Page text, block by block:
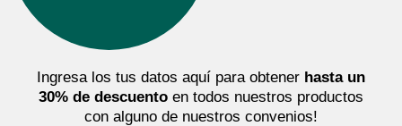
Ingresa los tus datos aquí para obtener hasta un
30% de descuento en todos nuestros productos
con alguno de nuestros convenios!